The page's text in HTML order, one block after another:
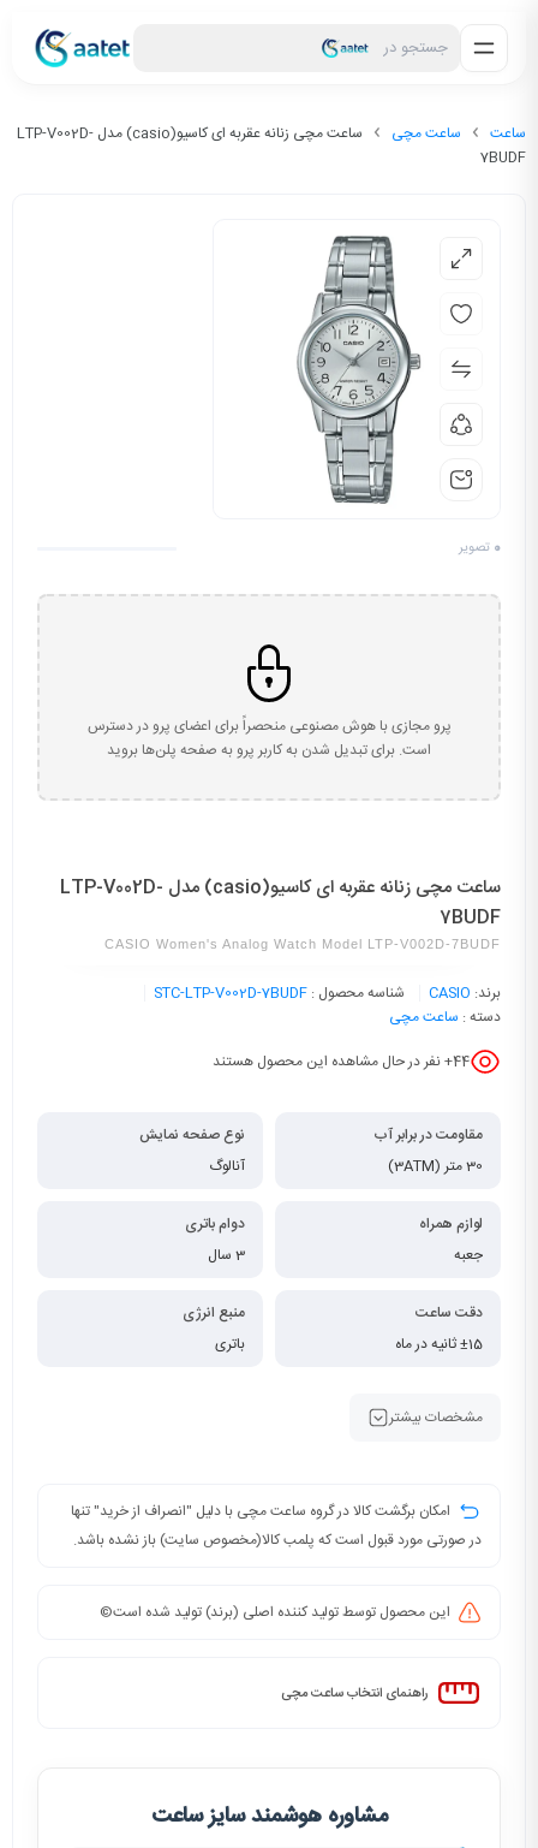
جستجو در
ساعت ساعت مچی
ساعت مچی زنانه عقربه ای کاسیو(casio) مدل LTP-V002D-
7BUDF
0 تصویر
پرو مجازی با هوش مصنوعی منحصراً برای اعضای پرو در دسترس
است. برای تبدیل شدن به کاربر پرو به صفحه پلن‌ها بروید
ساعت مچی زنانه عقربه ای کاسیو(casio) مدل LTP-V002D-
7BUDF
CASIO Women's Analog Watch Model LTP-V002D-7BUDF
برند: CASIO شناسه محصول : STC-LTP-V002D-7BUDF
دسته : ساعت مچی
44+ نفر در حال مشاهده این محصول هستند
مقاومت در برابر آب
30 متر (3ATM)
نوع صفحه نمایش
آنالوگ
لوازم همراه
جعبه
دوام باتری
3 سال
دقت ساعت
±15 ثانیه در ماه
منبع انرژی
باتری
مشخصات بیشتر
امکان برگشت کالا در گروه ساعت مچی با دلیل "انصراف از خرید" تنها
در صورتی مورد قبول است که پلمب کالا(مخصوص سایت) باز نشده باشد.
این محصول توسط تولید کننده اصلی (برند) تولید شده است©️
راهنمای انتخاب ساعت مچی
مشاوره هوشمند سایز ساعت